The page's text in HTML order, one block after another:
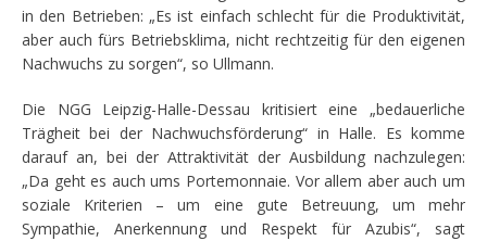
in den Betrieben: „Es ist einfach schlecht für die Produktivität,
aber auch fürs Betriebsklima, nicht rechtzeitig für den eigenen
Nachwuchs zu sorgen“, so Ullmann.
Die NGG Leipzig-Halle-Dessau kritisiert eine „bedauerliche
Trägheit bei der Nachwuchsförderung“ in Halle. Es komme
darauf an, bei der Attraktivität der Ausbildung nachzulegen:
„Da geht es auch ums Portemonnaie. Vor allem aber auch um
soziale Kriterien – um eine gute Betreuung, um mehr
Sympathie, Anerkennung und Respekt für Azubis“, sagt